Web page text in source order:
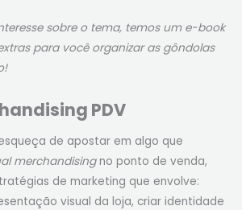
sobre o tema, temos um e-book
para você organizar as gôndolas
PDV
de apostar em algo que
merchandisingno ponto de venda,
de marketing que envolve:
visual da loja, criar identidade